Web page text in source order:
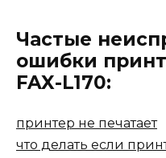
Частые
ошибки
FAX-L170:
принтер не печатает
что делать если